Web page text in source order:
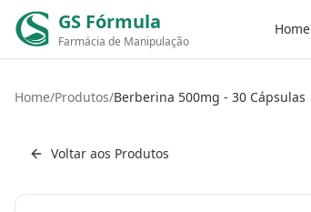
GS Fórmula
Farmácia de Manipulação
Home
Home/Produtos/Berberina 500mg - 30 Cápsulas
Voltar aos Produtos